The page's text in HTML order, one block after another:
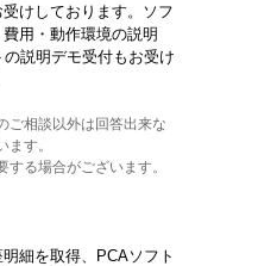
けしております。ソフ
費用・動作環境の説明
説明デモ受付もお受け
ご相談以外は回答出来な
ます。
る場合がございます。
細を取得、PCAソフト